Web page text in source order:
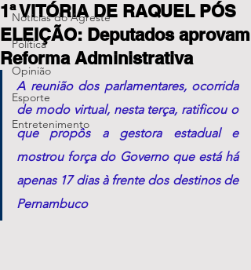
Notícias do Agreste
Política
Opinião
Esporte
Entretenimento
1ª VITÓRIA DE RAQUEL PÓS
ELEIÇÃO: Deputados aprovam
Reforma Administrativa
A reunião dos parlamentares, ocorrida
de modo virtual, nesta terça, ratificou o
que propôs a gestora estadual e
mostrou força do Governo que está há
apenas 17 dias à frente dos destinos de
Pernambuco